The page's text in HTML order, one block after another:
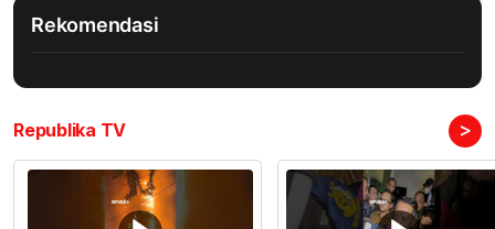
Rekomendasi
Republika TV >